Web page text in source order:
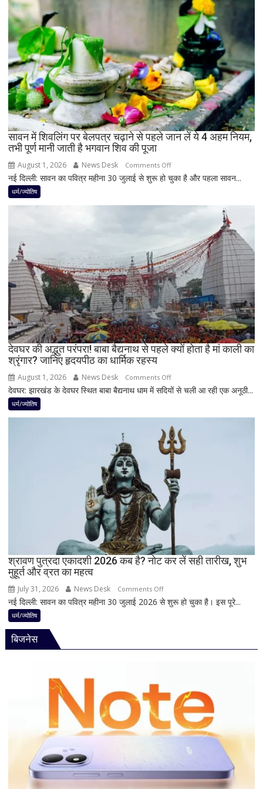
नवपंचम
योग,
इन
3
राशियों
पर
रह
सकती
है
शुभ
करियर
और
योग
सावन में शिवलिंग पर बेलपत्र चढ़ाने से पहले जान लें ये 4 अहम नियम,
तभी पूर्ण मानी जाती है भगवान शिव की पूजा
August 1, 2026 News Desk Comments Offon
सावन
से
पहले
जान
लें
ये
4
अहम
नियम,
मानी
शिव
की
पूजा
नई दिल्ली: सावन का पवित्र महीना 30 जुलाई से शुरू हो चुका है और पहला सावन...
धर्म/ज्योतिष
देवघर की अद्भुत परंपरा! बाबा बैद्यनाथ से पहले क्यों होता है मां काली का
श्रृंगार? जानिए हृदयपीठ का धार्मिक रहस्य
August 1, 2026 News Desk Comments Offon
देवघर
परंपरा!
बाबा
बैद्यनाथ
से
पहले
क्यों
होता
है
मां
काली
का
हृदयपीठ
का
देवघर: झारखंड के देवघर स्थित बाबा बैद्यनाथ धाम में सदियों से चली आ रही एक अनूठी...
धर्म/ज्योतिष
श्रावण पुत्रदा एकादशी 2026 कब है? नोट कर लें सही तारीख, शुभ
मुहूर्त और व्रत का महत्व
July 31, 2026 News Desk Comments Offon
श्रावण
कर
तारीख,
और
व्रत
नई दिल्ली: सावन का पवित्र महीना 30 जुलाई 2026 से शुरू हो चुका है। इस पूरे...
धर्म/ज्योतिष
बिजनेस